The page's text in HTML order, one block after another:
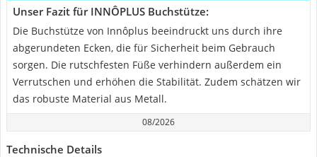
Unser Fazit für INNÔPLUS Buchstütze:
Die Buchstütze von Innôplus beeindruckt uns durch ihre
abgerundeten Ecken, die für Sicherheit beim Gebrauch
sorgen. Die rutschfesten Füße verhindern außerdem ein
Verrutschen und erhöhen die Stabilität. Zudem schätzen wir
das robuste Material aus Metall.
08/2026
Technische Details